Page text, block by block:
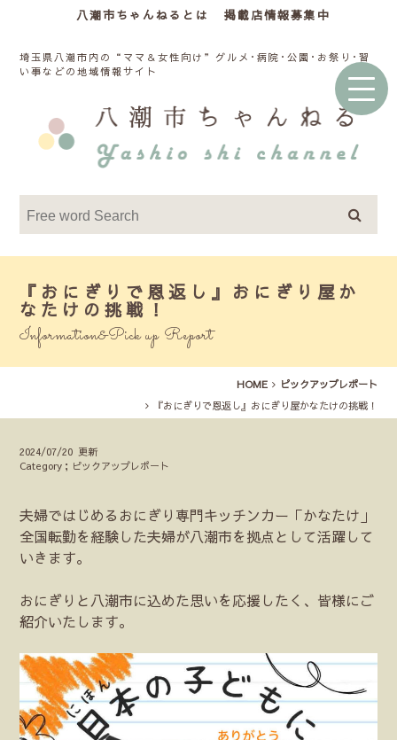
八潮市ちゃんねるとは 掲載店情報募集中
埼玉県八潮市内の“ママ＆女性向け”グルメ･病院･公園･お祭り･習
い事などの地域情報サイト
『おにぎりで恩返し』おにぎり屋か
なたけの挑戦！
Information&Pick up Report
HOME
ピックアップレポート
『おにぎりで恩返し』おにぎり屋かなたけの挑戦！
2024/07/20 更新
Category；ピックアップレポート
夫婦ではじめるおにぎり専門キッチンカー「かなたけ」
全国転勤を経験した夫婦が八潮市を拠点として活躍して
いきます。
おにぎりと八潮市に込めた思いを応援したく、皆様にご
紹介いたします。